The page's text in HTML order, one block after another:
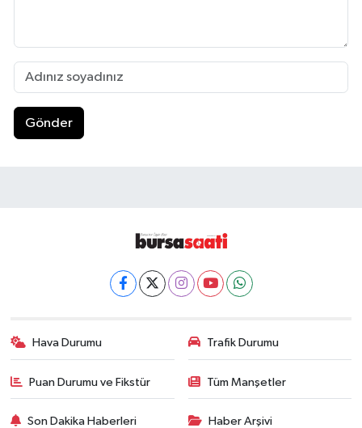
Gönder
Hava Durumu Trafik Durumu
Puan Durumu ve Fikstür Tüm Manşetler
Son Dakika Haberleri Haber Arşivi